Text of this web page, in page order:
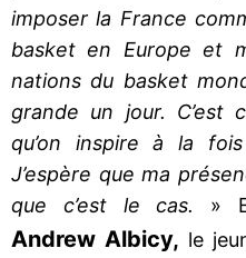
imposer la France
basket en Europe et
nations du basket
grande un jour. C’est
qu’on inspire à la
J’espère que ma
que c’est le cas.
»
Andrew Albicy, le